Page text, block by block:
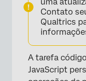
uma Tarefa
Perguntas
Contato
Qualtrics
A tarefa
JavaScript